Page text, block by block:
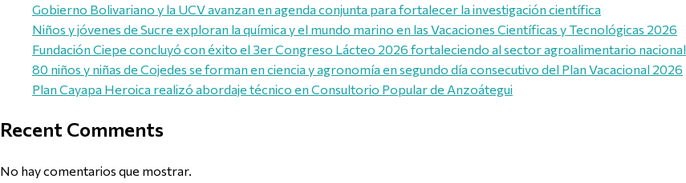
Gobierno Bolivariano y la UCV avanzan en agenda conjunta para fortalecer la investigación científica
Niños y jóvenes de Sucre exploran la química y el mundo marino en las Vacaciones Científicas y Tecnológicas 2026
Fundación Ciepe concluyó con éxito el 3er Congreso Lácteo 2026 fortaleciendo al sector agroalimentario nacional
80 niños y niñas de Cojedes se forman en ciencia y agronomía en segundo día consecutivo del Plan Vacacional 2026
Plan Cayapa Heroica realizó abordaje técnico en Consultorio Popular de Anzoátegui
Recent Comments
No hay comentarios que mostrar.